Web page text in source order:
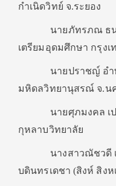
กำเนิดวิทย์ จ.
นายภัทรภณ ธ
เตรียมอุดมศึกษา ก
นายปราชญ์
มหิดลวิทยานุสรณ์ จ.
นายศุภมงคล เ
กุหลาบวิทยา
นางสาวณัชวดี เอี่
บดินทรเดชา (สิงห์ สิงห